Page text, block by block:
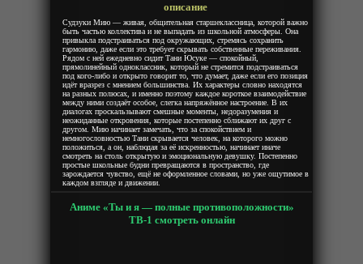
описание
Судзуки Мию — живая, общительная старшеклассница, которой важно
быть частью коллектива и не выпадать из школьной атмосферы. Она
привыкла подстраиваться под окружающих, стремясь сохранить
гармонию, даже если это требует скрывать собственные переживания.
Рядом с ней ежедневно сидит Тани Юсуке — спокойный,
прямолинейный одноклассник, который не стремится подстраиваться
под кого-либо и открыто говорит то, что думает, даже если его позиция
идёт вразрез с мнением большинства. Их характеры словно находятся
на разных полюсах, и именно поэтому каждое короткое взаимодействие
между ними создаёт особое, слегка напряжённое настроение. В их
диалогах проскальзывают смешные моменты, недоразумения и
неожиданные откровения, которые постепенно сближают их друг с
другом. Мию начинает замечать, что за спокойствием и
немногословностью Тани скрывается человек, на которого можно
положиться, а он, наблюдая за её искренностью, начинает иначе
смотреть на столь открытую и эмоциональную девушку. Постепенно
простые школьные будни превращаются в пространство, где
зарождается чувство, ещё не оформленное словами, но уже ощутимое в
каждом взгляде и движении.
Аниме «Ты и я — полные противоположности»
ТВ-1 смотреть онлайн